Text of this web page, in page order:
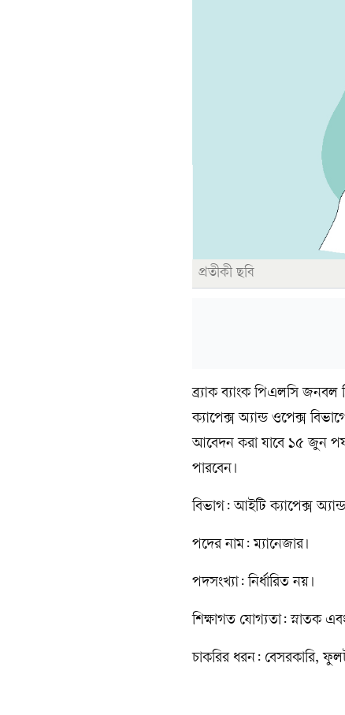
প্রতীকী ছবি
ব্র্যাক ব্যাংক পিএলসি জনবল
ক্যাপেক্স অ্যান্ড ওপেক্স
আবেদন করা যাবে ১৫ জুন
পারবেন।
বিভাগ: আইটি ক্যাপেক্স
পদের নাম: ম্যানেজার।
পদসংখ্যা: নির্ধারিত নয়।
শিক্ষাগত যোগ্যতা: স্নাতক
চাকরির ধরন: বেসরকারি,